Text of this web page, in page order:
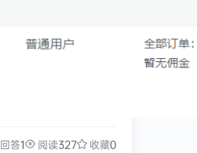
回答1 阅读327 收藏0